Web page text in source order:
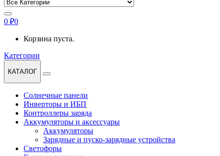
0 ₽0
Корзина пуста.
Категории
КАТАЛОГ
Солнечные панели
Инверторы и ИБП
Контроллеры заряда
Аккумуляторы и аксессуары
Аккумуляторы
Зарядные и пуско-зарядные устройства
Светофоры